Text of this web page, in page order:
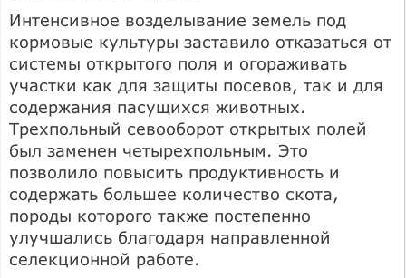
Интенсивное возделывание земель под
кормовые культуры заставило отказаться от
системы открытого поля и огораживать
участки как для защиты посевов, так и для
содержания пасущихся животных.
Трехпольный севооборот открытых полей
был заменен четырехпольным. Это
позволило повысить продуктивность и
содержать большее количество скота,
породы которого также постепенно
улучшались благодаря направленной
селекционной работе.